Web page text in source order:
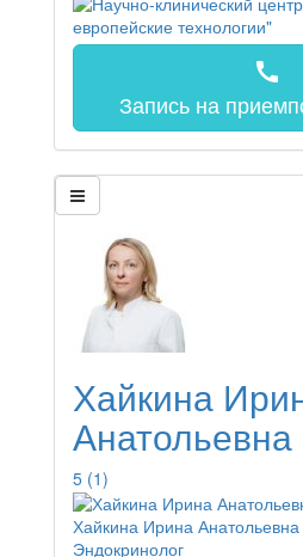
call
Запись на прием
Хайкина
Анатольевна
5 (1)
Хайкина Ирина Анатольевна
Эндокринолог